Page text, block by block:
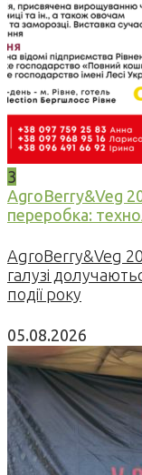
3
AgroBerry&Veg
переробка:
AgroBerry&Veg
галузі
події року
05.08.2026